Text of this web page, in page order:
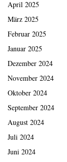
April 2025
März 2025
Februar 2025
Januar 2025
Dezember 2024
November 2024
Oktober 2024
September 2024
August 2024
Juli 2024
Juni 2024